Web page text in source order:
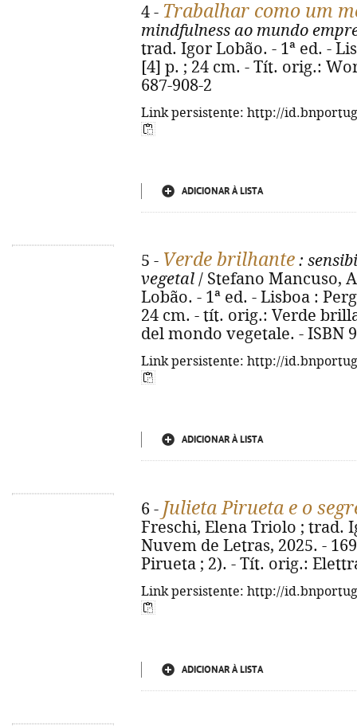
4 - Trabalhar como um
mindfulness ao mundo
trad. Igor Lobão. - 1ª ed. -
[4] p. ; 24 cm. - Tít. orig.:
687-908-2
Link persistente: http://
ADICIONAR À LISTA
5 - Verde brilhante :
vegetal / Stefano Mancuso,
Lobão. - 1ª ed. - Lisboa :
24 cm. - tít. orig.: Verde
del mondo vegetale. - ISBN
Link persistente: http://
ADICIONAR À LISTA
6 - Julieta Pirueta e o
Freschi, Elena Triolo ; trad.
Nuvem de Letras, 2025. -
Pirueta ; 2). - Tít. orig.:
Link persistente: http://
ADICIONAR À LISTA